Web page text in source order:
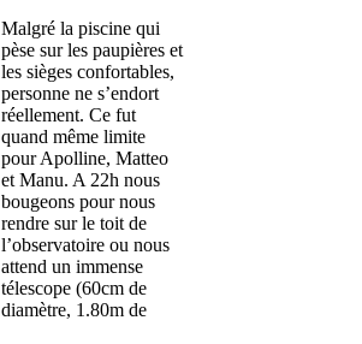
Malgré la piscine qui
pèse sur les paupières et
les sièges confortables,
personne ne s’endort
réellement. Ce fut
quand même limite
pour Apolline, Matteo
et Manu. A 22h nous
bougeons pour nous
rendre sur le toit de
l’observatoire ou nous
attend un immense
télescope (60cm de
diamètre, 1.80m de